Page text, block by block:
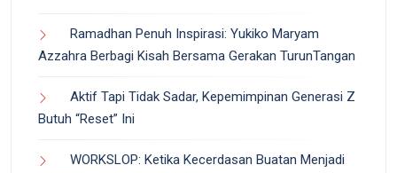
Ramadhan Penuh Inspirasi: Yukiko Maryam
Azzahra Berbagi Kisah Bersama Gerakan TurunTangan
Aktif Tapi Tidak Sadar, Kepemimpinan Generasi Z
Butuh “Reset” Ini
WORKSLOP: Ketika Kecerdasan Buatan Menjadi